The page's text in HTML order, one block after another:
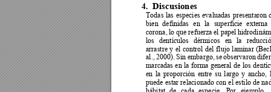
4. Discusiones
Todas las especies evaluadas presentaron
bien definidas en la superficie externa
corona, lo que refuerza el papel
los
dentículos dérmicos en la
arrastre y el control del flujo laminar
al., 2000). Sin embargo, se observaron
marcadas en la forma general de los
en la proporción entre su largo y ancho,
puede estar relacionado con el estilo de